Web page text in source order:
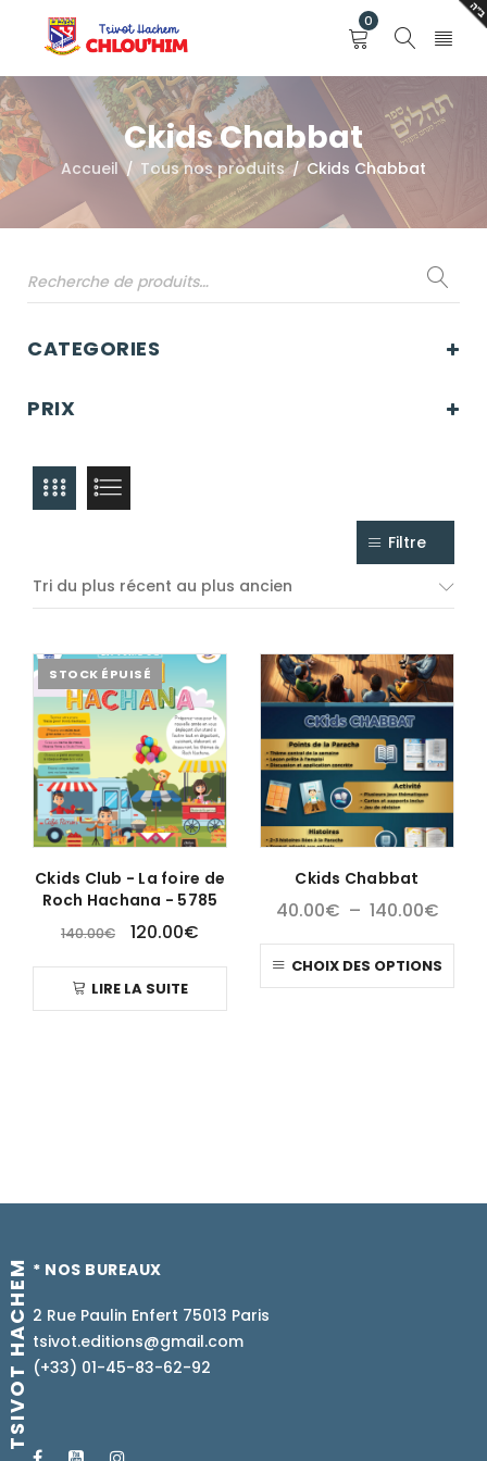
0
Ckids Chabbat
Accueil / Tous nos produits / Ckids Chabbat
CATEGORIES
PRIX
Filtre
Tri du plus récent au plus ancien
STOCK ÉPUISÉ
Ckids Club - La foire de
Roch Hachana - 5785
140.00€ 120.00€
LIRE LA SUITE
Ckids Chabbat
40.00€ – 140.00€
CHOIX DES OPTIONS
TSIVOT HACHEM * NOS BUREAUX
2 Rue Paulin Enfert 75013 Paris
tsivot.editions@gmail.com
(+33) 01-45-83-62-92